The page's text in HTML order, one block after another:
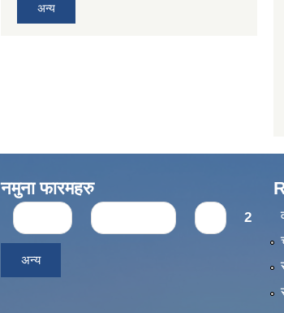
अन्य
नमुना फारमहरु
Pages 2
अन्य